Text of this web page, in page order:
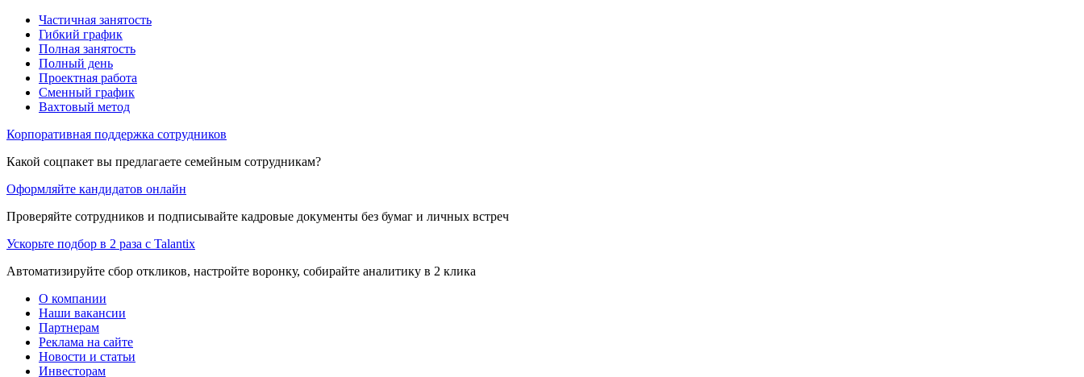
Частичная занятость
Гибкий график
Полная занятость
Полный день
Проектная работа
Сменный график
Вахтовый метод
Корпоративная поддержка сотрудников
Какой соцпакет вы предлагаете семейным сотрудникам?
Оформляйте кандидатов онлайн
Проверяйте сотрудников и подписывайте кадровые документы без бумаг и личных встреч
Ускорьте подбор в 2 раза с Talantix
Автоматизируйте сбор откликов, настройте воронку, собирайте аналитику в 2 клика
О компании
Наши вакансии
Партнерам
Реклама на сайте
Новости и статьи
Инвесторам